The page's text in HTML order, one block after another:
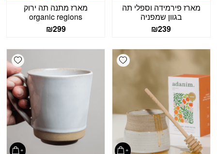
מארז פירמידה וספלי תה
בגוון שמפניה
₪239
מארז מתנה תה ירוק
organic regions
₪299
Add wishlist